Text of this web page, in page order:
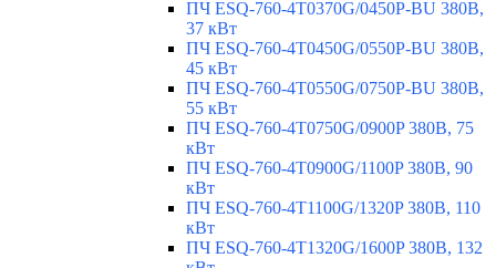
ПЧ ESQ-760-4T0370G/0450P-BU 380В,
37 кВт
ПЧ ESQ-760-4T0450G/0550P-BU 380В,
45 кВт
ПЧ ESQ-760-4T0550G/0750P-BU 380В,
55 кВт
ПЧ ESQ-760-4T0750G/0900P 380В, 75
кВт
ПЧ ESQ-760-4T0900G/1100P 380В, 90
кВт
ПЧ ESQ-760-4T1100G/1320P 380В, 110
кВт
ПЧ ESQ-760-4T1320G/1600P 380В, 132